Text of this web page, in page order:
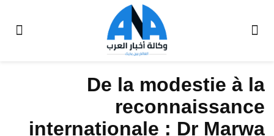
De la modestie à la
reconnaissance
internationale : Dr Marwa